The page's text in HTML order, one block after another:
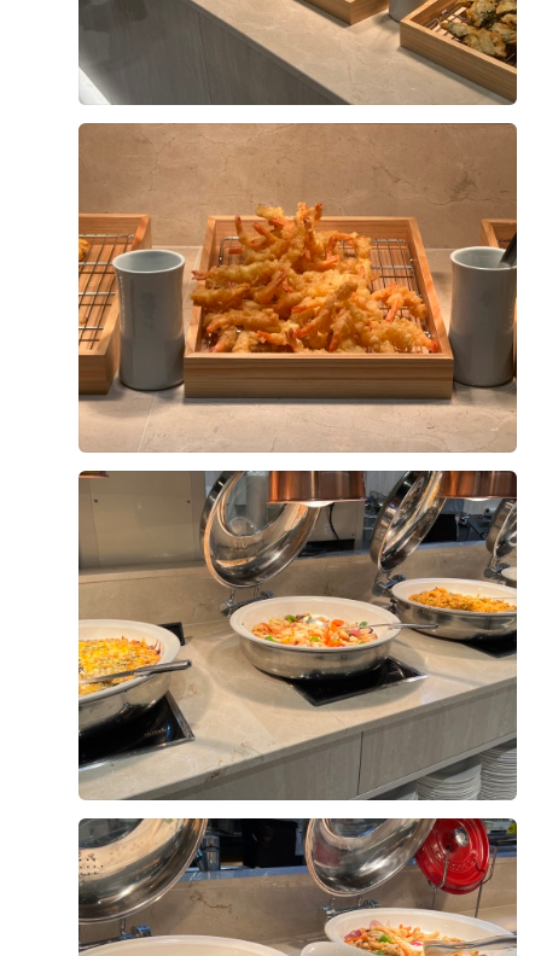
다들 만족스러운 베뉴 투어 되세요!
안녕하세요 꾸꾸입니당~!! 이제 본식이 어느덧 한 달 뒤인
저희 커플인데용 ㅎㅎ​ 당일계약혜택으로 6명까지 시식이
을 다녀왔어요!! 본식 전에 미리 시식하면 좋으니까 먼저 문
자로 예약 문의 드렸어요 예식 있는 토, 일 첫식 전 타임에
시식 가능하시니 참고하세용!! 그리고 시식일정 3일전에 확
인문자가 이렇게 왔어요 ㅎㅎ 홀 2개 중 저희는 메르홀로
배정이 되었네요 도착하니 직원분께서 성함을 물어보시곤
자리를 안내해주셨어요! 저희는 6명까지 되서 테이블 2개
있는 자리로 안내받았네요 ​ 첫 식 오픈전이라 다들 시식하
러 오신 분들만 계셨어요 ㅎㅎ 연회장도 생각보다 더 넓었
고 일식, 중식, 한식, 양식 등 다양하게 음식들이 준비되어
있었습니닷 한쪽에 보이는 디저트코너! 아니 핑거푸드 퀄
다양하게 준비되어있었어요 ㅎㅎ 디저트류도 다양해서 디
저트 좋아하시는 분들 아주 햅삐하게 즐기실 수 있을 것 같
아요 ㅎㅎ​ 여기는 초밥 코너! 개인적으로 키토김밥 결혼식
장 뷔페에서 본 적이 거의 없었는데 너무너무 맛있었어서
한번 더 먹었답니닷 두두둥 제가 젤 조아하는 고기코너 등
장 양갈비? 바로 담아줍니다​ 스테이크도 옆에 같이 준비되
어있어서 빠르게 채왔어요​ 뷔페 국룰 메뉴인 육회부터 해
서 핑거푸드, 키토김밥, 양갈비 줍줍완! 양갈비 마싯드라구
요^^ 더 담아왔어요^^;;;​ 해산물들도 너무 맛있었어요 전
복 실한거 보이시져~~??​ 오른쪽 위에는 표고강정인데 이
것도 아주 맛도리였답니다 그외 다양한 코너들이 있는데
무 맛있다고 하셨구! 저도 하객으로 가본적이 없어 음식 조
금 걱정했었는데 너무너무 맛있었어서 대만족하고 갑니다 ​
제 식에 오시는 하객분들께서도 만족하고 가셨으면,,,하며
리뷰 마쳐봅니다💖💖
더 보기
후기가 도움이 되었나요? 0
4 5 6 7 8
9
10
플라워 리뉴얼 오픈
유러피언 감성 웨딩베뉴
DMC타워웨딩
연락처
1899-1221
02-3151-0350
상담시간 10:00 ~ 19:00